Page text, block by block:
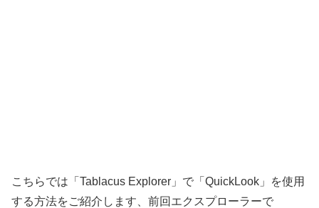
こちらでは「Tablacus Explorer」で「QuickLook」を使用
する方法をご紹介します、前回エクスプローラーで